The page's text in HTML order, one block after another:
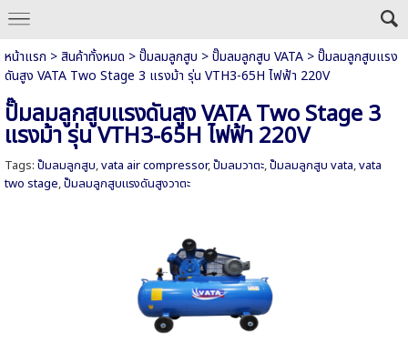
หน้าแรก >สินค้าทั้งหมด >ปั๊มลมลูกสูบ >ปั๊มลมลูกสูบ VATA>ปั๊มลมลูกสูบแรง
ดันสูง VATA Two Stage 3 แรงม้า รุ่น VTH3-65H ไฟฟ้า 220V
ปั๊มลมลูกสูบแรงดันสูง VATA Two Stage 3
แรงม้า รุ่น VTH3-65H ไฟฟ้า 220V
Tags: ปั๊มลมลูกสูบ,vata air compressor,ปั๊มลมวาตะ,ปั๊มลมลูกสูบ vata,vata
two stage,ปั๊มลมลูกสูบแรงดันสูงวาตะ